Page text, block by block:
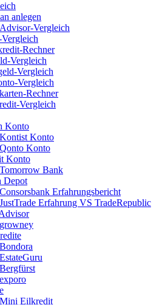
anlegen
Vergleich
Rechner
Vergleich
Vergleich
Vergleich
Rechner
Vergleich
Konto
Kontist Konto
Qonto Konto
Konto
Tomorrow Bank
Depot
Consorsbank Erfahrungsbericht
JustTrade Erfahrung VS TradeRepublic
growney
Bondora
EstateGuru
Bergfürst
exporo
Mini Eilkredit